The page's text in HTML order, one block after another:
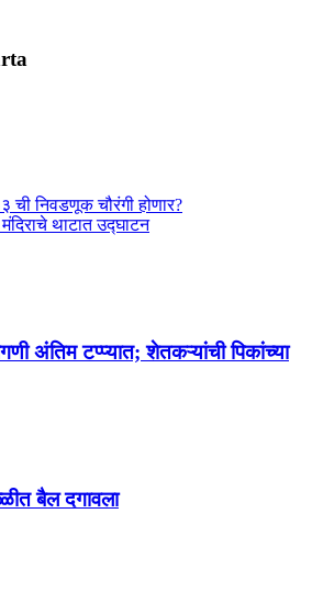
ची निवडणूक चौरंगी होणार?
थाटात उद्घाटन
अंतिम टप्प्यात; शेतकऱ्यांची पिकांच्या
बैल दगावला